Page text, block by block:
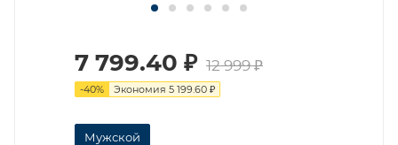
7 799.40 ₽ 12 999₽
-40% Экономия 5 199.60 ₽
Мужской